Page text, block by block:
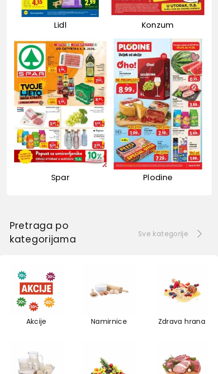
Lidl Konzum
Spar Plodine
Pretraga po
kategorijama
Sve kategorije
Akcije Namirnice Zdrava hrana